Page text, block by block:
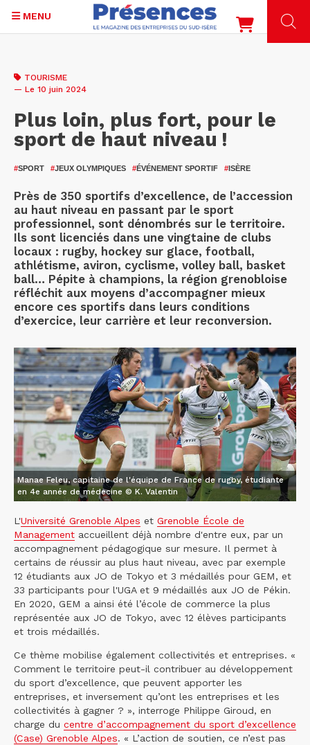
contenu
MENU
TOURISME
— Le 10 juin 2024
Plus loin, plus fort, pour le
sport de haut niveau !
#SPORT #JEUX OLYMPIQUES #ÉVÉNEMENT SPORTIF #ISÈRE
Près de 350 sportifs d’excellence, de l’accession
au haut niveau en passant par le sport
professionnel, sont dénombrés sur le territoire.
Ils sont licenciés dans une vingtaine de clubs
locaux : rugby, hockey sur glace, football,
athlétisme, aviron, cyclisme, volley ball, basket
ball… Pépite à champions, la région grenobloise
réfléchit aux moyens d’accompagner mieux
encore ces sportifs dans leurs conditions
d’exercice, leur carrière et leur reconversion.
Manae Feleu, capitaine de l'équipe de France de rugby, étudiante
en 4e année de médecine © K. Valentin
L'Université Grenoble Alpes et Grenoble École de
Management accueillent déjà nombre d'entre eux, par un
accompagnement pédagogique sur mesure. Il permet à
certains de réussir au plus haut niveau, avec par exemple
12 étudiants aux JO de Tokyo et 3 médaillés pour GEM, et
33 participants pour l'UGA et 9 médaillés aux JO de Pékin.
En 2020, GEM a ainsi été l’école de commerce la plus
représentée aux JO de Tokyo, avec 12 élèves participants
et trois médaillés.
Ce thème mobilise également collectivités et entreprises. «
Comment le territoire peut-il contribuer au développement
du sport d’excellence, que peuvent apporter les
entreprises, et inversement qu’ont les entreprises et les
collectivités à gagner ? », interroge Philippe Giroud, en
charge du centre d’accompagnement du sport d’excellence
(Case) Grenoble Alpes. « L’action de soutien, ce n’est pas